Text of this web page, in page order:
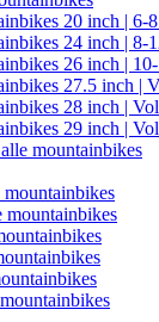
20 inch | 6-
24 inch | 8-
26 inch |
27.5 inch |
28 inch |
29 inch |
mountainbikes
mountainbikes
mountainbikes